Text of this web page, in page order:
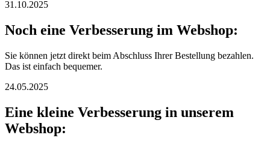
31.10.2025
Noch eine Verbesserung im Webshop:
Sie können jetzt direkt beim Abschluss Ihrer Bestellung bezahlen.
Das ist einfach bequemer.
24.05.2025
Eine kleine Verbesserung in unserem
Webshop: